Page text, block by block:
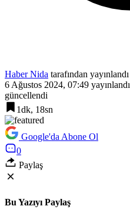
Haber Nida tarafından yayınlandı
6 Ağustos 2024, 07:49 yayınlandı
güncellendi
1dk, 18sn
Google'da Abone Ol
0
Paylaş
Bu Yazıyı Paylaş